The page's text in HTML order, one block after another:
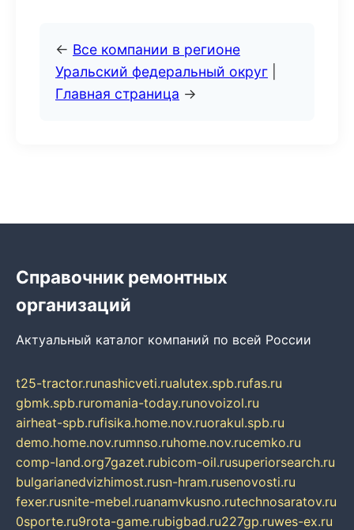
← Все компании в регионе
Уральский федеральный округ
Главная страница →
Справочник ремонтных
организаций
Актуальный каталог компаний по всей России
t25-tractor.runashicveti.rualutex.spb.rufas.ru
gbmk.spb.ruromania-today.runovoizol.ru
airheat-spb.rufisika.home.nov.ruorakul.spb.ru
demo.home.nov.rumnso.ruhome.nov.rucemko.ru
comp-land.org7gazet.rubicom-oil.rusuperiorsearch.ru
bulgarianedvizhimost.rusn-hram.rusenovosti.ru
fexer.rusnite-mebel.ruanamvkusno.rutechnosaratov.ru
0sporte.ru9rota-game.rubigbad.ru227gp.ruwes-ex.ru